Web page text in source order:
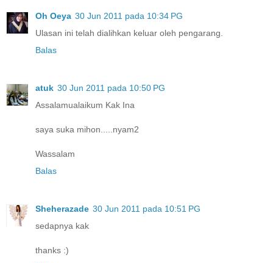
Oh Oeya 30 Jun 2011 pada 10:34 PG
Ulasan ini telah dialihkan keluar oleh pengarang.
Balas
atuk 30 Jun 2011 pada 10:50 PG
Assalamualaikum Kak Ina
saya suka mihon.....nyam2
Wassalam
Balas
Sheherazade 30 Jun 2011 pada 10:51 PG
sedapnya kak
thanks :)